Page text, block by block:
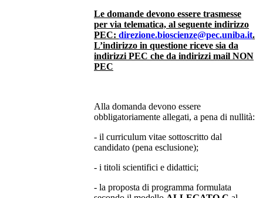
Le domande devono essere trasmesse
per via telematica, al seguente indirizzo
PEC: direzione.bioscienze@pec.uniba.it.
L’indirizzo in questione riceve sia da
indirizzi PEC che da indirizzi mail NON
PEC
Alla domanda devono essere
obbligatoriamente allegati, a pena di nullità:
- il curriculum vitae sottoscritto dal
candidato (pena esclusione);
- i titoli scientifici e didattici;
- la proposta di programma formulata